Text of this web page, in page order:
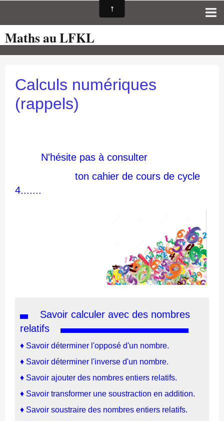
Page d'accueil
Pour les Profs
auto-évaluations
TICE
Programmes officiels
Maths au LFKL
Calculs numériques
(rappels)
N'hésite pas à consulter
ton cahier de cours de cycle
4.......
Savoir calculer avec des nombres
relatifs
♦ Savoir déterminer l'opposé d'un nombre.
♦ Savoir déterminer l'inverse d'un nombre.
♦ Savoir ajouter des nombres entiers relatifs.
♦ Savoir transformer une soustraction en addition.
♦ Savoir soustraire des nombres entiers relatifs.